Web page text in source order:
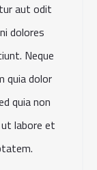
aut odit
dolores
Neque
quia dolor
quia non
labore et